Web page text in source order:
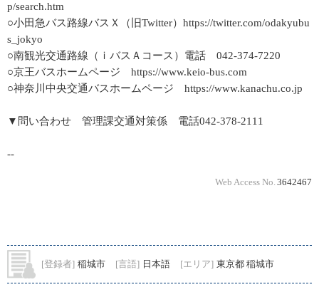
p/search.htm
○小田急バス路線バスＸ（旧Twitter）https://twitter.com/odakyubu
s_jokyo
○南観光交通路線（ｉバスＡコース）電話 042‐374‐7220
○京王バスホームページ https://www.keio-bus.com
○神奈川中央交通バスホームページ https://www.kanachu.co.jp
▼問い合わせ 管理課交通対策係 電話042-378-2111
--
Web Access No. 3642467
[登録者] 稲城市 [言語] 日本語 [エリア] 東京都 稲城市